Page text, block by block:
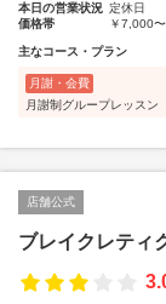
本日の営業状況 定休日
価格帯
￥7,000
主なコース・プラン
月謝・会費
月謝制グループレッス
店舗公式
ブレイクレティ